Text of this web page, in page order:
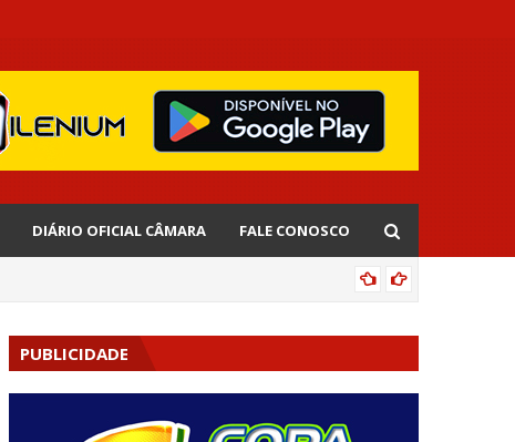
DIÁRIO OFICIAL CÂMARA FALE CONOSCO
PUBLICIDADE